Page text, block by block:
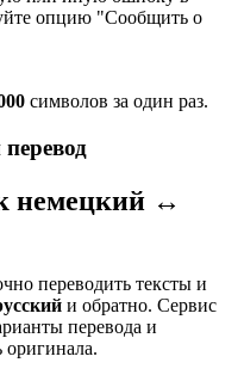
опцию "Сообщить о
символов за один раз.
немецкий ↔
переводить тексты и
и обратно. Сервис
перевода и
оригинала.